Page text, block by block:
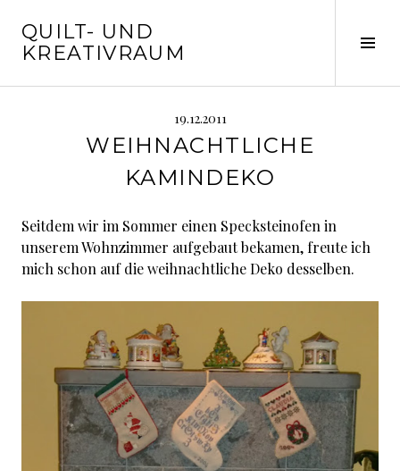
zum
Inhalt
QUILT- UND
KREATIVRAUM
19.12.2011
WEIHNACHTLICHE
KAMINDEKO
Seitdem wir im Sommer einen Specksteinofen in
unserem Wohnzimmer aufgebaut bekamen, freute ich
mich schon auf die weihnachtliche Deko desselben.